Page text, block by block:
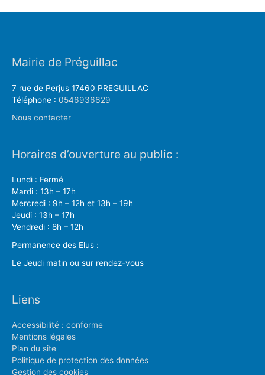
Mairie de Préguillac
7 rue de Perjus 17460 PREGUILLAC
Téléphone : 0546936629
Nous contacter
Horaires d’ouverture au public :
Lundi : Fermé
Mardi : 13h – 17h
Mercredi : 9h – 12h et 13h – 19h
Jeudi : 13h – 17h
Vendredi : 8h – 12h
Permanence des Elus :
Le Jeudi matin ou sur rendez-vous
Liens
Accessibilité : conforme
Mentions légales
Plan du site
Politique de protection des données
Gestion des cookies